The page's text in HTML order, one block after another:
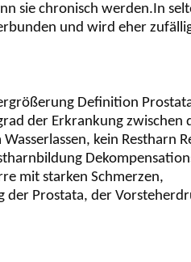
sie chronisch werden.In
und wird eher
Definition
der Erkrankung zwischen
kein Restharn
mit starken Schmerzen,
Prostata, der